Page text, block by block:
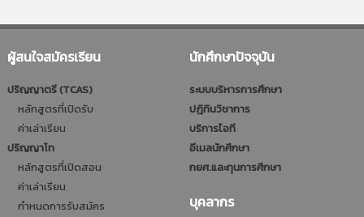
ผู้สนใจสมัครเรียน
ปริญญาตรี (TCAS)
หลักสูตรที่เปิดรับ
ค่าเล่าเรียน
ปริญญาโท
หลักสูตรที่เปิดสอน
ค่าเล่าเรียน
กำหนดการรับสมัคร
นักศึกษาปัจจุบัน
ระบบบริหารการศึกษา
ปฎิทินวิชาการ
บริการไอที
อีเมลนักศึกษา
กยศ.และทุนการศึกษา
บุคลากร